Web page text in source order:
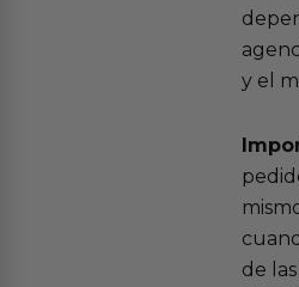
y el
de